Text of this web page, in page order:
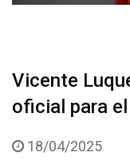
Vicente
oficial para el
18/04/2025